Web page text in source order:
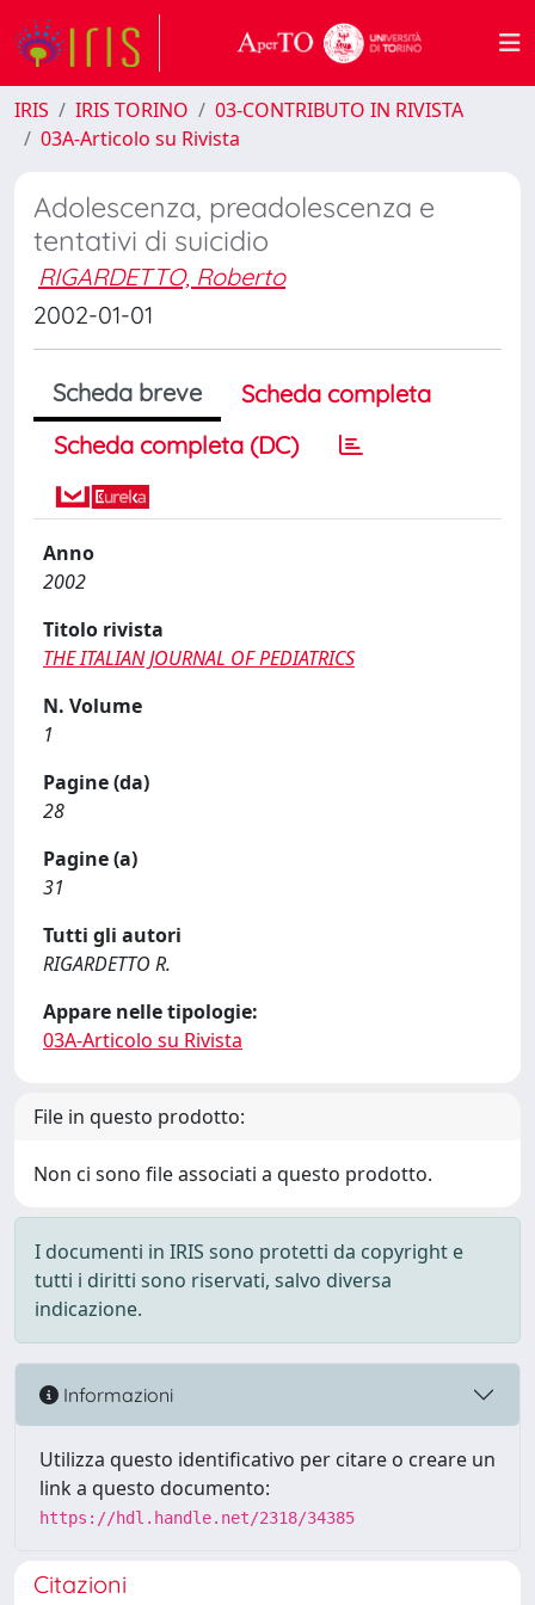
IRIS IRIS TORINO
03-CONTRIBUTO IN RIVISTA
03A-Articolo su Rivista
Adolescenza, preadolescenza e
tentativi di suicidio
RIGARDETTO, Roberto
2002-01-01
Scheda breve
Scheda completa
Scheda completa (DC)
Anno
2002
Titolo rivista
THE ITALIAN JOURNAL OF PEDIATRICS
N. Volume
1
Pagine (da)
28
Pagine (a)
31
Tutti gli autori
RIGARDETTO R.
Appare nelle tipologie:
03A-Articolo su Rivista
File in questo prodotto:
Non ci sono file associati a questo prodotto.
I documenti in IRIS sono protetti da copyright e
tutti i diritti sono riservati, salvo diversa
indicazione.
Informazioni
Utilizza questo identificativo per citare o creare un
link a questo documento:
https://hdl.handle.net/2318/34385
Citazioni